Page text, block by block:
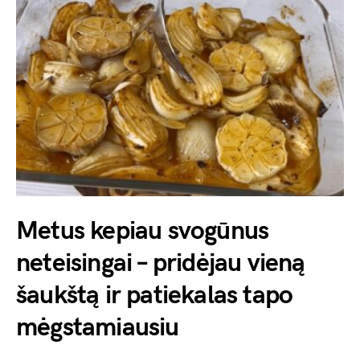
Metus kepiau svogūnus
neteisingai – pridėjau vieną
šaukštą ir patiekalas tapo
mėgstamiausiu